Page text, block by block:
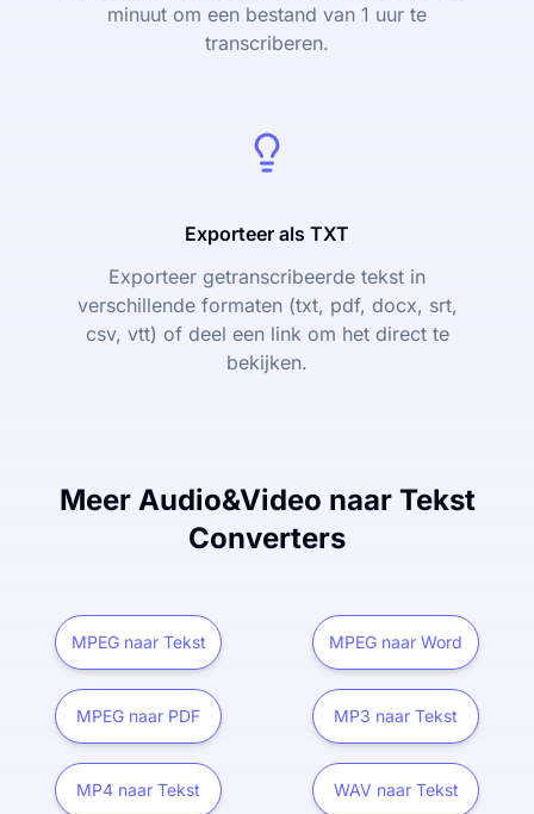
minuut om een bestand van 1 uur te
transcriberen.
Exporteer als TXT
Exporteer getranscribeerde tekst in
verschillende formaten (txt, pdf, docx, srt,
csv, vtt) of deel een link om het direct te
bekijken.
Meer Audio&Video naar Tekst
Converters
MPEG naar Tekst MPEG naar Word
MPEG naar PDF MP3 naar Tekst
MP4 naar Tekst WAV naar Tekst